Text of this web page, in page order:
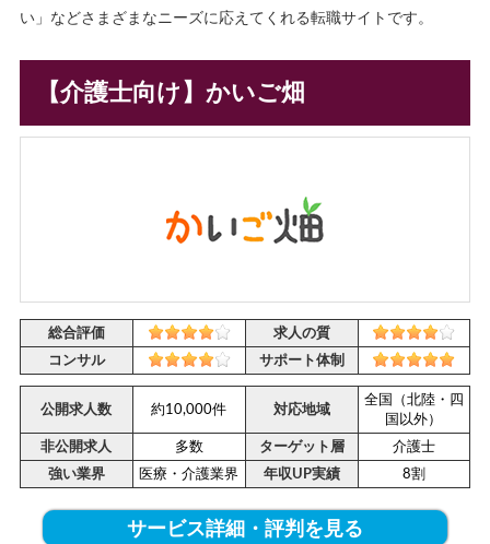
い」などさまざまなニーズに応えてくれる転職サイトです。
【介護士向け】かいご畑
総合評価
求人の質
コンサル
サポート体制
公開求人数 約10,000件 対応地域
全国（北陸・四
国以外）
非公開求人
多数 ターゲット層
介護士
強い業界
医療・介護業界 年収UP実績 8割
サービス詳細・評判を見る